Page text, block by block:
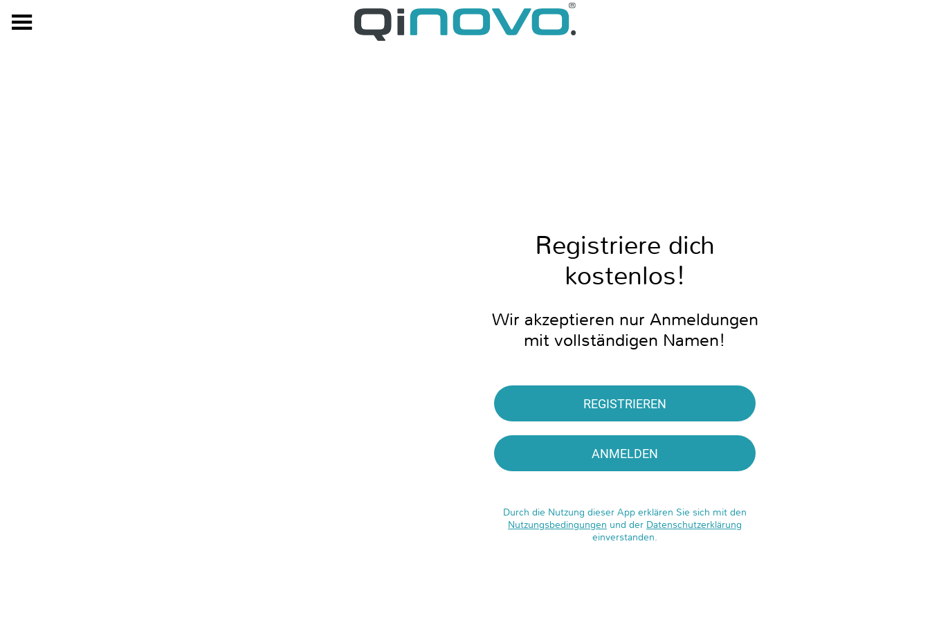
Registriere dich
kostenlos!
Wir akzeptieren nur Anmeldungen
mit vollständigen Namen!
REGISTRIEREN
ANMELDEN
Durch die Nutzung dieser App erklären Sie sich mit den
Nutzungsbedingungen und der Datenschutzerklärung
einverstanden.